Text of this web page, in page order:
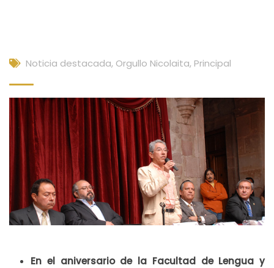
Noticia destacada, Orgullo Nicolaita, Principal
En el aniversario de la Facultad de Lengua y